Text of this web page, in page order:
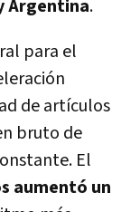
Argentina.
para el
de artículos
bruto de
El
aumentó un